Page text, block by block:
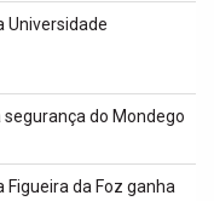
Universidade
do Mondego
da Foz ganha